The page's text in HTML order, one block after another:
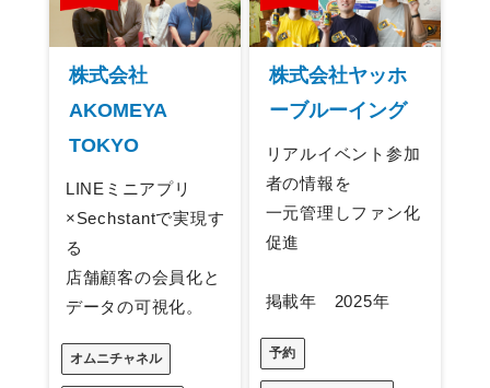
株式会社
AKOMEYA
TOKYO
LINEミニアプリ
×Sechstantで実現す
る
店舗顧客の会員化と
データの可視化。
オムニチャネル
株式会社ヤッホ
ーブルーイング
リアルイベント参加
者の情報を
一元管理しファン化
促進
掲載年 2025年
予約